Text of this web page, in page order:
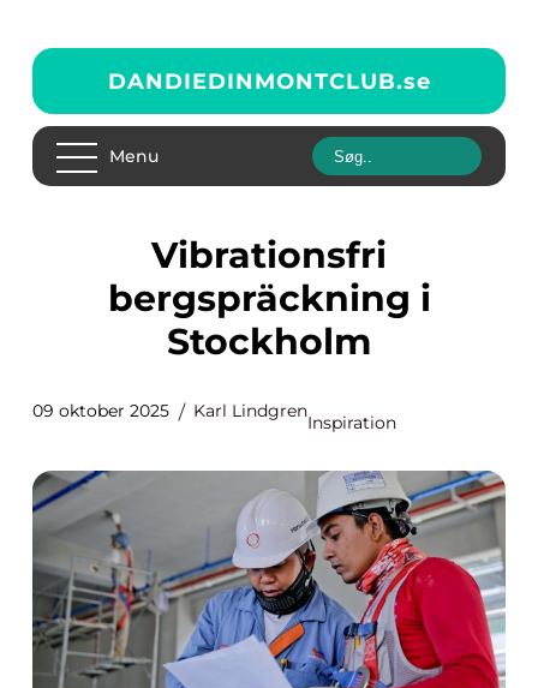
DANDIEDINMONTCLUB.se
Menu
Vibrationsfri
bergspräckning i
Stockholm
09 oktober 2025 Karl Lindgren
Inspiration